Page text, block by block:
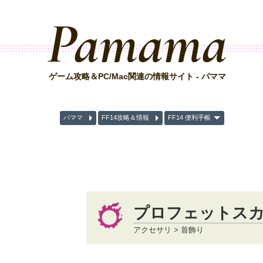
Pamama
ゲーム攻略＆PC/Mac関連の情報サイト - パママ
パママ FF14攻略＆情報 FF14 便利手帳
プロフェットス
アクセサリ > 首飾り